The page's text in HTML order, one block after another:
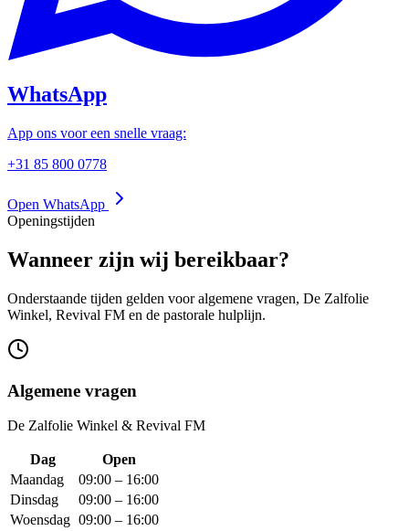
WhatsApp
App ons voor een snelle vraag:
+31 85 800 0778
Open WhatsApp
Openingstijden
Wanneer zijn wij bereikbaar?
Onderstaande tijden gelden voor algemene vragen, De Zalfolie
Winkel, Revival FM en de pastorale hulplijn.
Algemene vragen
De Zalfolie Winkel & Revival FM
Dag
Open
Maandag
09:00 – 16:00
Dinsdag
09:00 – 16:00
Woensdag 09:00 – 16:00